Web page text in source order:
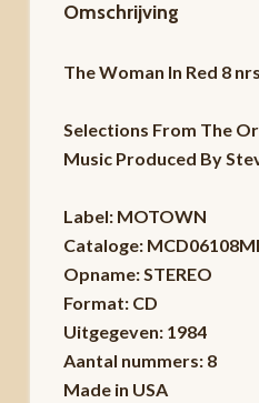
Omschrijving
The Woman In Red 8
Selections From The
Music Produced By
Label: MOTOWN
Cataloge:
Opname: STEREO
Format: CD
Uitgegeven: 1984
Aantal nummers: 8
Made in USA